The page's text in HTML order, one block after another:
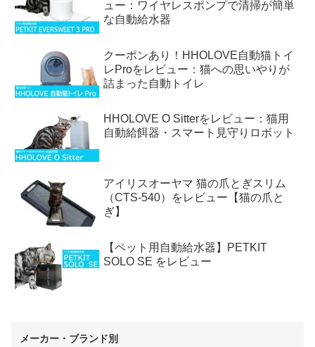
ュー：ワイヤレスポンプで清掃が簡単
な自動給水器
クーポンあり！HHOLOVE自動猫トイ
レProをレビュー：猫への思いやりが
詰まった自動トイレ
HHOLOVE O Sitterをレビュー：猫用
自動給餌器・スマート見守りロボット
アイリスオーヤマ 猫の爪とぎスリム
（CTS-540）をレビュー【猫の爪と
ぎ】
【ペット用自動給水器】PETKIT
SOLO SE をレビュー
メーカー・ブランド別